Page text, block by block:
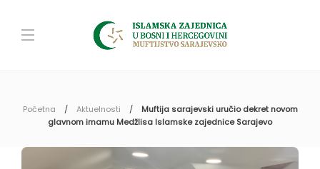
Početna Aktuelnosti
Muftija sarajevski uručio dekret novom
glavnom imamu Medžlisa Islamske zajednice Sarajevo